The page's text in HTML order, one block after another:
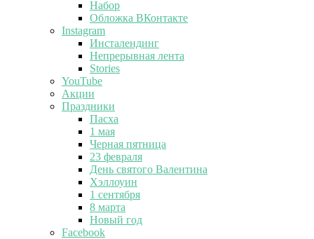
Набор
Обложка ВКонтакте
Instagram
Инсталендинг
Непрерывная лента
Stories
YouTube
Акции
Праздники
Пасха
1 мая
Черная пятница
23 февраля
День святого Валентина
Хэллоуин
1 сентября
8 марта
Новый год
Facebook